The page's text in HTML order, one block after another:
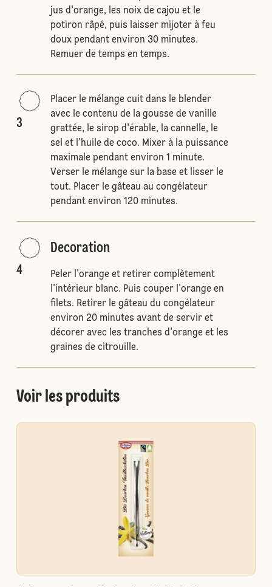
jus d'orange, les noix de cajou et le
potiron râpé, puis laisser mijoter à feu
doux pendant environ 30 minutes.
Remuer de temps en temps.
3
Placer le mélange cuit dans le blender
avec le contenu de la gousse de vanille
grattée, le sirop d'érable, la cannelle, le
sel et l'huile de coco. Mixer à la puissance
maximale pendant environ 1 minute.
Verser le mélange sur la base et lisser le
tout. Placer le gâteau au congélateur
pendant environ 120 minutes.
4
Decoration
Peler l'orange et retirer complètement
l'intérieur blanc. Puis couper l'orange en
filets. Retirer le gâteau du congélateur
environ 20 minutes avant de servir et
décorer avec les tranches d'orange et les
graines de citrouille.
Voir les produits